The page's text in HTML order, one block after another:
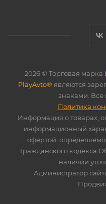
2026 © Торговая марка
PlayAvto® являются
знаками.
Политика
Информация о товарах,
информационный
офертой,
Гражданского
наличии
Администратор